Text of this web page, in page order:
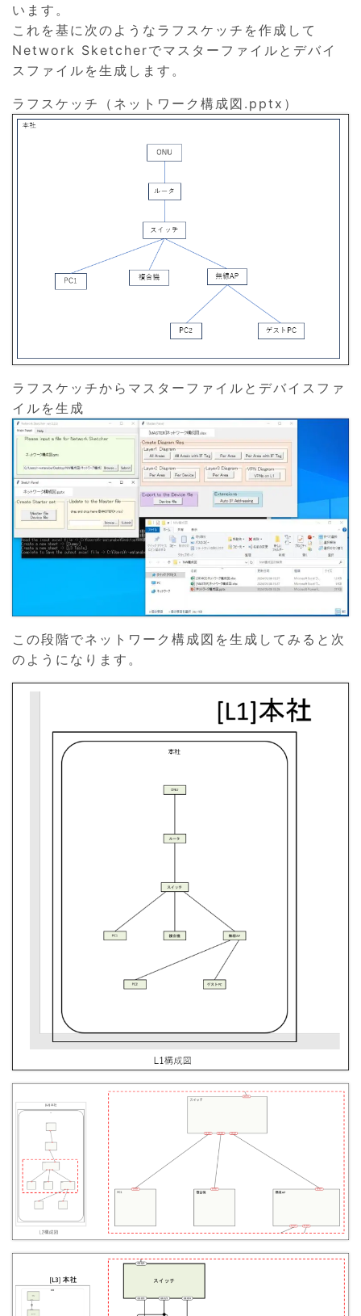
います。
これを基に次のようなラフスケッチを作成して
Network Sketcherでマスターファイルとデバイ
スファイルを生成します。
ラフスケッチ（ネットワーク構成図.pptx）
ラフスケッチからマスターファイルとデバイスファ
イルを生成
この段階でネットワーク構成図を生成してみると次
のようになります。